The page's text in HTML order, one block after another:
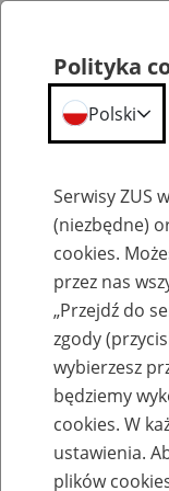
Emerytury
Baza
Polityka
Polski
Serwisy ZUS
(niezbędne)
cookies.
przez nas
„Przejdź do
zgody
wybierzesz
będziemy
cookies. W
ustawienia.
plików